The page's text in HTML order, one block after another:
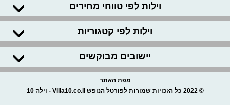
וילות לפי טווחי מחירים
וילות לפי קטגוריות
יישובים מבוקשים
מפת האתר
© 2022 כל הזכויות שמורות לפורטל הנופש Villa10.co.il - וילה 10